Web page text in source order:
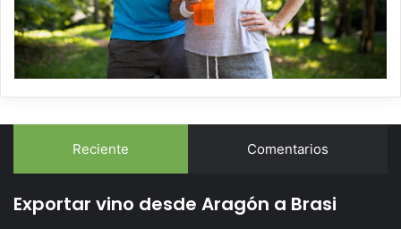
Reciente Comentarios
Exportar vino desde Aragón a Brasi